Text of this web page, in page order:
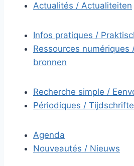
Actualités / Actualiteiten
Infos pratiques /
Ressources numériques
bronnen
Recherche simple /
Périodiques /
Agenda
Nouveautés / Nieuws